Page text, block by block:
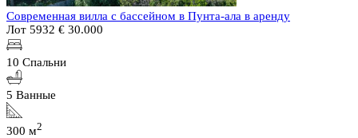
Современная вилла с бассейном в Пунта-ала в аренду
Лот 5932 € 30.000
10 Спальни
5 Ванные
300 м2